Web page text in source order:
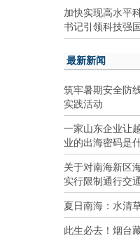
加快实现高水平
书记引领科技强
最新新闻
筑牢暑期安全防
实践活动
一家山东企业让
业的出海密码是
关于对南海新区
实行限制通行交
夏日南海：水清
此生必去！烟台